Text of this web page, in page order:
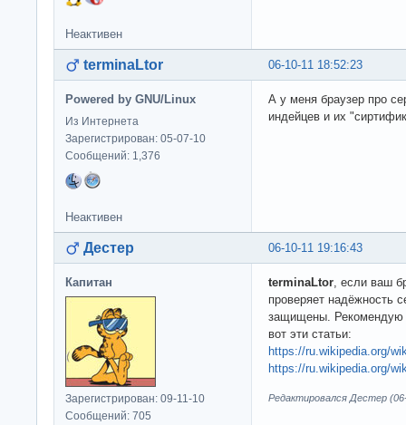
Неактивен
06-10-11 18:52:23
terminaLtor
Powered by GNU/Linux
Из Интернета
Зарегистрирован: 05-07-10
Сообщений: 1,376
А у меня браузер про
индейцев и их
Неактивен
06-10-11 19:16:43
Дестер
Капитан
Зарегистрирован: 09-11-10
Сообщений: 705
terminaLtor , если ваш
проверяет надёжность
защищены. Рекомендую
вот эти статьи:
https://ru.wikipedia.org/
https://ru.wikipedia.org/
Редактировался Дестер